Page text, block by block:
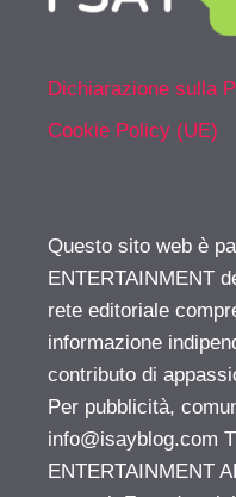
Dichiarazione sulla
Cookie Policy (UE)
Questo sito web è
ENTERTAINMENT
rete editoriale
informazione
contributo di
Per pubblicità,
info@isayblog.com
ENTERTAINMENT